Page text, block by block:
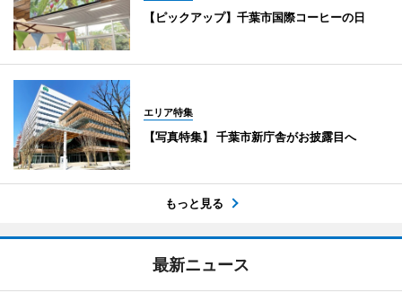
【ピックアップ】千葉市国際コーヒーの日
エリア特集
【写真特集】 千葉市新庁舎がお披露目へ
もっと見る
最新ニュース